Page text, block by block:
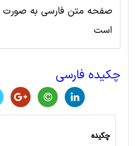
صفحه متن فارسی به صورت
است
چکیده فارسی
چکیده